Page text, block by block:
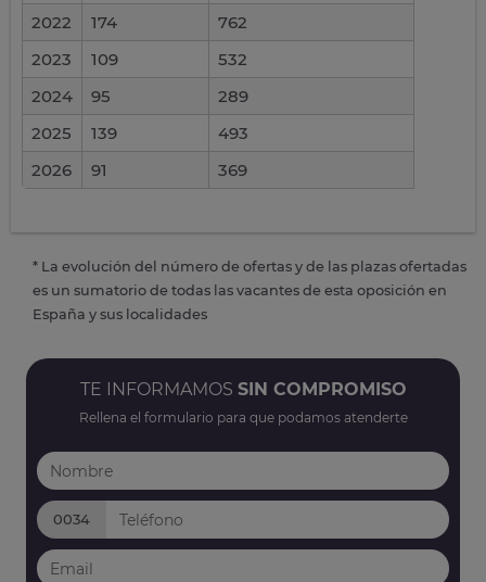
2022
174
762
2023
109
532
2024
95
289
2025
139
493
2026
91 369
* La evolución del número de ofertas y de las plazas ofertadas
es un sumatorio de todas las vacantes de esta oposición en
España y sus localidades
TE INFORMAMOS SIN COMPROMISO
Rellena el formulario para que podamos atenderte
0034